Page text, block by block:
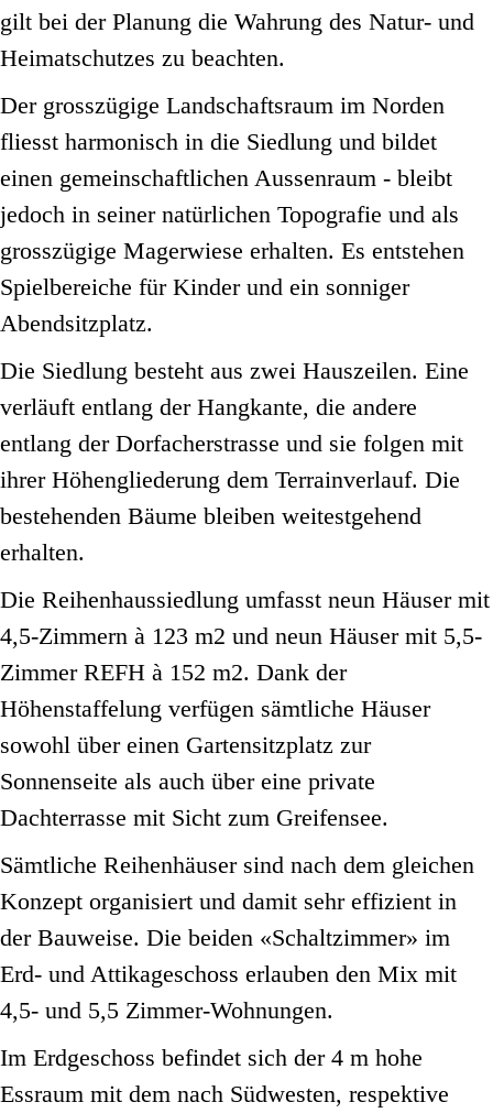
gilt bei der Planung die Wahrung des Natur- und
Heimatschutzes zu beachten.
Der grosszügige Landschaftsraum im Norden
fliesst harmonisch in die Siedlung und bildet
einen gemeinschaftlichen Aussenraum - bleibt
jedoch in seiner natürlichen Topografie und als
grosszügige Magerwiese erhalten. Es entstehen
Spielbereiche für Kinder und ein sonniger
Abendsitzplatz.
Die Siedlung besteht aus zwei Hauszeilen. Eine
verläuft entlang der Hangkante, die andere
entlang der Dorfacherstrasse und sie folgen mit
ihrer Höhengliederung dem Terrainverlauf. Die
bestehenden Bäume bleiben weitestgehend
erhalten.
Die Reihenhaussiedlung umfasst neun Häuser mit
4,5-Zimmern à 123 m2 und neun Häuser mit 5,5-
Zimmer REFH à 152 m2. Dank der
Höhenstaffelung verfügen sämtliche Häuser
sowohl über einen Gartensitzplatz zur
Sonnenseite als auch über eine private
Dachterrasse mit Sicht zum Greifensee.
Sämtliche Reihenhäuser sind nach dem gleichen
Konzept organisiert und damit sehr effizient in
der Bauweise. Die beiden «Schaltzimmer» im
Erd- und Attikageschoss erlauben den Mix mit
4,5- und 5,5 Zimmer-Wohnungen.
Im Erdgeschoss befindet sich der 4 m hohe
Essraum mit dem nach Südwesten, respektive